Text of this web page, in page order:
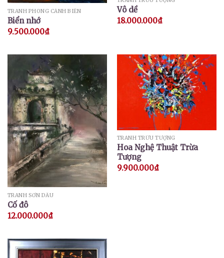
TRANH PHONG CẢNH BIỂN
Biển nhớ
9.500.000₫
Vô dề
18.000.000₫
TRANH SƠN DẦU
Cố đô
12.000.000₫
TRANH TRỪU TƯỢNG
Hoa Nghệ Thuật Trừa
Tượng
9.900.000₫